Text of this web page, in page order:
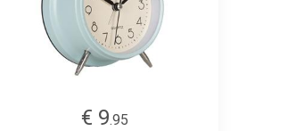
€ 9.95